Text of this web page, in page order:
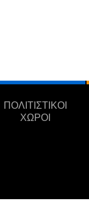
ΠΟΛΙΤΙΣΤΙΚΟΙ
ΧΩΡΟΙ